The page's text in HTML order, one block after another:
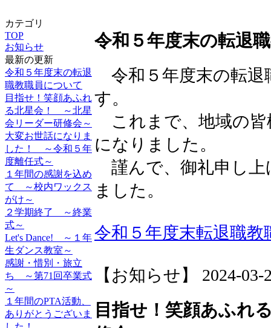
カテゴリ
TOP
お知らせ
最新の更新
令和５年度末の転退
職教職員について
目指せ！笑顔あふれ
る北星会！ ～北星
会リーダー研修会～
大変お世話になりま
した！ ～令和５年
度離任式～
１年間の感謝を込め
て ～校内ワックス
がけ～
２学期終了 ～終業
式～
Let's Dance! ～１年
生ダンス教室～
感謝・惜別・旅立
ち ～第71回卒業式
～
１年間のPTA活動、
ありがとうございま
令和５年度末の転退
令和５年度末の転退
す。
これまで、地域の皆
になりました。
謹んで、御礼申し上
ました。
令和５年度末転退職教
【お知らせ】 2024-03-
目指せ！笑顔あふれ